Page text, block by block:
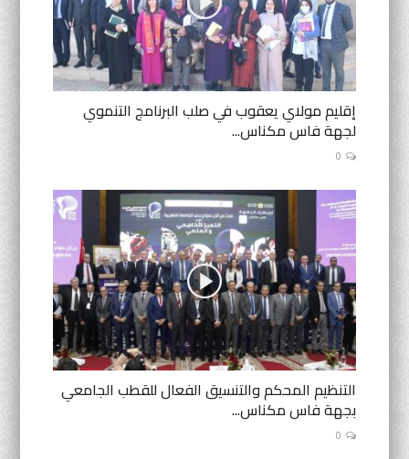
إقليم مولاي يعقوب في صلب البرنامج التنموي
لجهة فاس مكناس...
0
التنظيم المحكم والتنسيق الفعال للقطب الجامعي
بجهة فاس مكناس...
0